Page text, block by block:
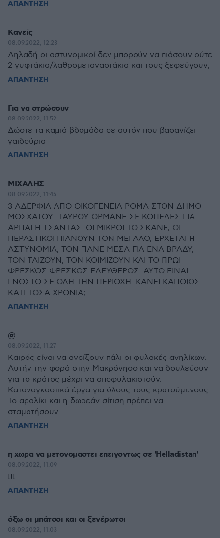
ΑΠΑΝΤΗΣΗ
Κανείς
08.09.2022, 12:23
Δηλαδή οι αστυνομικοί δεν μπορούν να πιάσουν ούτε
2 γυφτάκια/λαθρομεταναστάκια και τους ξεφεύγουν;
ΑΠΑΝΤΗΣΗ
Για να στρώσουν
08.09.2022, 11:52
Δώστε τα καμιά βδομάδα σε αυτόν που βασανίζει
γαιδούρια
ΑΠΑΝΤΗΣΗ
ΜΙΧΑΛΗΣ
08.09.2022, 11:45
3 ΑΔΕΡΦΙΑ ΑΠΟ ΟΙΚΟΓΕΝΕΙΑ ΡΟΜΑ ΣΤΟΝ ΔΗΜΟ
ΜΟΣΧΑΤΟΥ- ΤΑΥΡΟΥ ΟΡΜΑΝΕ ΣΕ ΚΟΠΕΛΕΣ ΓΙΑ
ΑΡΠΑΓΗ ΤΣΑΝΤΑΣ. ΟΙ ΜΙΚΡΟΙ ΤΟ ΣΚΑΝΕ, ΟΙ
ΠΕΡΑΣΤΙΚΟΙ ΠΙΑΝΟΥΝ ΤΟΝ ΜΕΓΑΛΟ, ΕΡΧΕΤΑΙ Η
ΑΣΤΥΝΟΜΙΑ, ΤΟΝ ΠΑΝΕ ΜΕΣΑ ΓΙΑ ΕΝΑ ΒΡΑΔΥ,
ΤΟΝ ΤΑΙΖΟΥΝ, ΤΟΝ ΚΟΙΜΙΖΟΥΝ ΚΑΙ ΤΟ ΠΡΩΙ
ΦΡΕΣΚΟΣ ΦΡΕΣΚΟΣ ΕΛΕΥΘΕΡΟΣ. ΑΥΤΟ ΕΙΝΑΙ
ΓΝΩΣΤΟ ΣΕ ΟΛΗ ΤΗΝ ΠΕΡΙΟΧΗ. ΚΑΝΕΙ ΚΑΠΟΙΟΣ
ΚΑΤΙ ΤΟΣΑ ΧΡΟΝΙΑ;
ΑΠΑΝΤΗΣΗ
@
08.09.2022, 11:27
Καιρός είναι να ανοίξουν πάλι οι φυλακές ανηλίκων.
Αυτήν την φορά στην Μακρόνησο και να δουλεύουν
για το κράτος μέχρι να αποφυλακιστούν.
Καταναγκαστικά έργα για όλους τους κρατούμενους.
Το αραλίκι και η δωρεάν σίτιση πρέπει να
σταματήσουν.
ΑΠΑΝΤΗΣΗ
η χωρα να μετονομαστει επειγοντως σε 'Helladistan'
08.09.2022, 11:09
!!!
ΑΠΑΝΤΗΣΗ
όξω οι μπάτσοι και οι ξενέρωτοι
08.09.2022, 11:03